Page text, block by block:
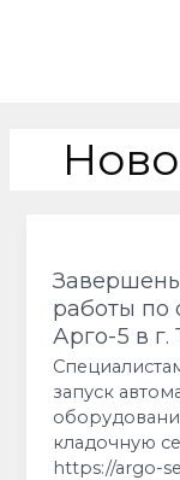
работы по
Арго-5 в г.
запуск
кладочную
https://argo-
работы
по
сварочному
комплексу
Арго-5
в
г.
Томск.
записи